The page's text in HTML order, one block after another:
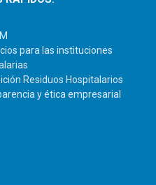
para las instituciones
Residuos Hospitalarios
y ética empresarial